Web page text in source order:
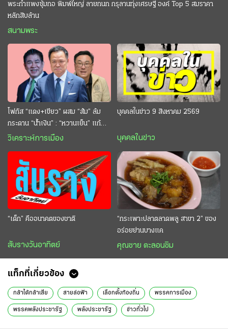
พระกำแพงซุ้มกอ พิมพ์ใหญ่ ลายกนก กรุลานทุ่งเศรษฐี องค์ Top 5 สมราคา
หลักสิบล้าน
สนามพระ
โฟกัส “แดง+เขียว” ผสม “ส้ม” ล้ม
กระดาน “นํ้าเงิน” : “หวานเย็น” แก้
กระหาย “อนุทิน” ดักตีกินสบาย
วิเคราะห์การเมือง
บุคคลในข่าว 9 สิงหาคม 2569
บุคคลในข่าว
“เด็ก” คืออนาคตของชาติ
สับรางวันอาทิตย์
“กระเพาะปลาตลาดพลู สาขา 2” ของ
อร่อยย่านบางแค
คุณชาย ตะลอนชิม
แท็กที่เกี่ยวข้อง
กล้าได้กล้าเสีย สายล่อฟ้า เลือกตั้งท้องถิ่น พรรคการเมือง
พรรคพลังประชารัฐ พลังประชารัฐ ข่าวทั่วไป